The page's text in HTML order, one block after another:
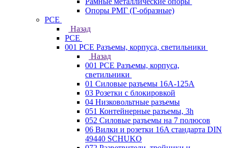
Опоры РМГ (Г-образные)
PCE
Назад
PCE
001 PCE Разъемы, корпуса, светильники
Назад
001 PCE Разъемы, корпуса,
светильники
01 Силовые разъемы 16А-125А
03 Розетки с блокировкой
04 Низковольтные разъемы
051 Контейнерные разъемы, 3h
052 Силовые разъемы на 7 полюсов
06 Вилки и розетки 16A стандарта DIN
49440 SCHUKO